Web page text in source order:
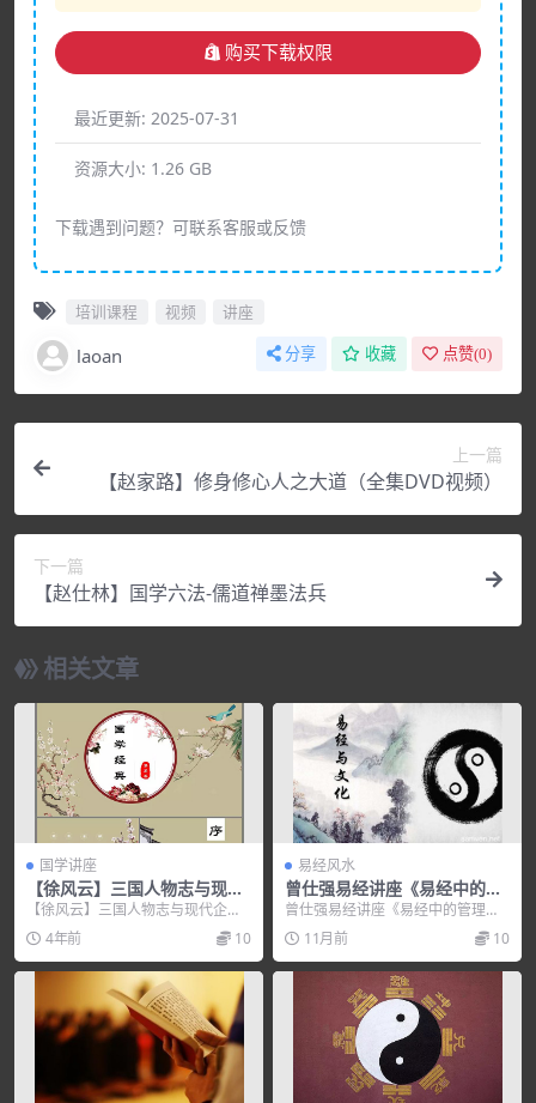
购买下载权限
最近更新: 2025-07-31
资源大小: 1.26 GB
下载遇到问题？可联系客服或反馈
培训课程 视频 讲座
laoan 分享 收藏 点赞(0)
上一篇
【赵家路】修身修心人之大道（全集DVD视频）
下一篇
【赵仕林】国学六法-儒道禅墨法兵
相关文章
国学讲座
【徐风云】三国人物志与现代
企业管理
【徐风云】三国人物志与现代企业
管理，培训讲座视频，培训课程视
频教程下载，百度网盘...
4年前 10
易经风水
曾仕强易经讲座《易经中的管
理智慧 三》视频讲座
曾仕强易经讲座《易经中的管理智
慧 三》视频讲座，培训讲座视频，
培训课程视频教程下...
11月前 10